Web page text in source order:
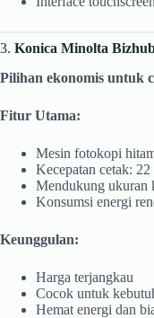
3. Konica Minolta
Pilihan ekonomis untuk
Fitur Utama:
Mesin fotokopi
Kecepatan cetak: 22
Mendukung ukuran
Konsumsi energi
Keunggulan:
Harga terjangkau
Cocok untuk
Hemat energi dan